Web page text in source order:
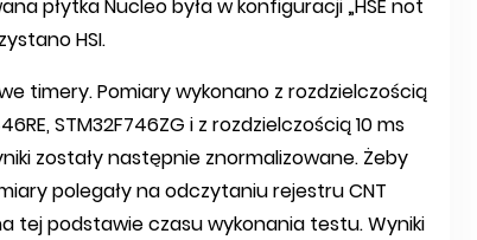
płytka Nucleo była w konfiguracji „HSE not
HSI.
timery. Pomiary wykonano z rozdzielczością
STM32F746ZG i z rozdzielczością 10 ms
zostały następnie znormalizowane. Żeby
polegały na odczytaniu rejestru CNT
tej podstawie czasu wykonania testu. Wyniki